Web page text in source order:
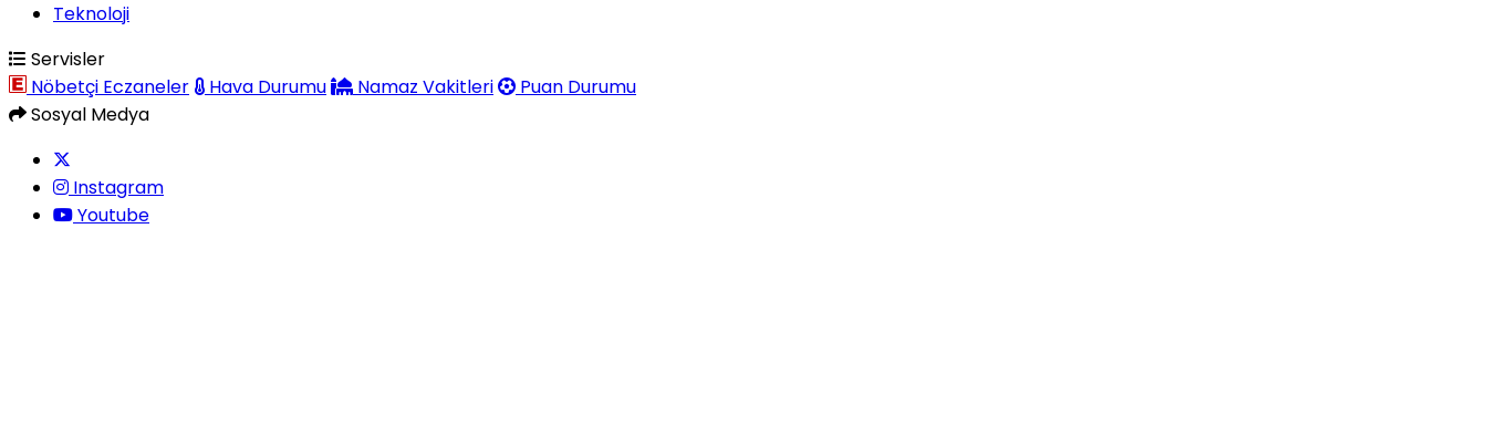
Teknoloji
Servisler
Nöbetçi Eczaneler
Hava Durumu Namaz Vakitleri
Puan Durumu
Sosyal Medya
Instagram
Youtube